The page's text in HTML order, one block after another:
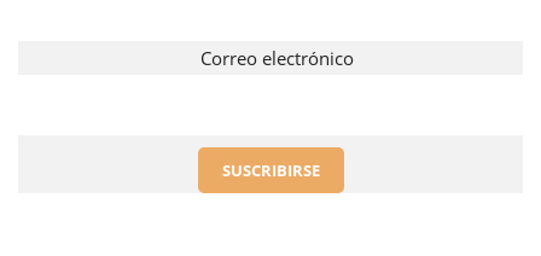
Correo electrónico